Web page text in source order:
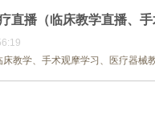
帮助企业视频
色
直播（临床教学直播、
床教学、手术观摩学习、医疗器械